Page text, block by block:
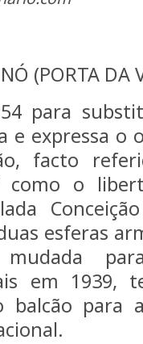
(PORTA DA
para
e expressa o
facto
como o
esferas
em 1939,
para